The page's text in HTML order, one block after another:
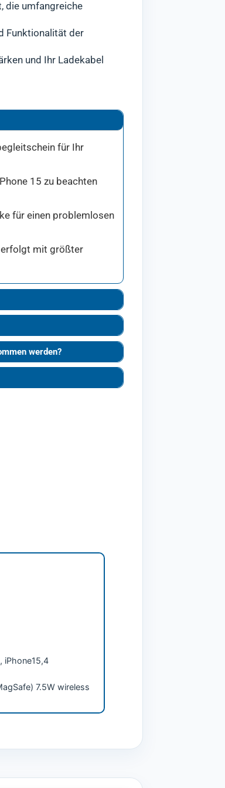
die umfangreiche
Funktionalität der
und Ihr Ladekabel
für Ihr
15 zu beachten
für einen problemlosen
erfolgt mit größter
werden?
iPhone15,4
7.5W wireless